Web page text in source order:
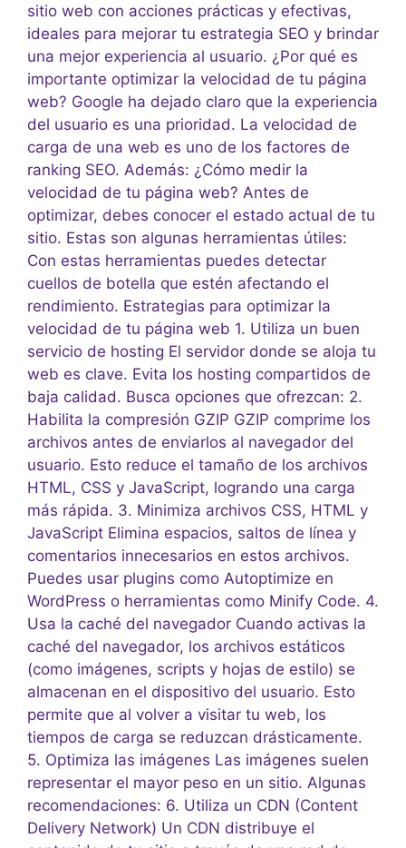
sitio web con acciones prácticas y efectivas,
ideales para mejorar tu estrategia SEO y brindar
una mejor experiencia al usuario. ¿Por qué es
importante optimizar la velocidad de tu página
web? Google ha dejado claro que la experiencia
del usuario es una prioridad. La velocidad de
carga de una web es uno de los factores de
ranking SEO. Además: ¿Cómo medir la
velocidad de tu página web? Antes de
optimizar, debes conocer el estado actual de tu
sitio. Estas son algunas herramientas útiles:
Con estas herramientas puedes detectar
cuellos de botella que estén afectando el
rendimiento. Estrategias para optimizar la
velocidad de tu página web 1. Utiliza un buen
servicio de hosting El servidor donde se aloja tu
web es clave. Evita los hosting compartidos de
baja calidad. Busca opciones que ofrezcan: 2.
Habilita la compresión GZIP GZIP comprime los
archivos antes de enviarlos al navegador del
usuario. Esto reduce el tamaño de los archivos
HTML, CSS y JavaScript, logrando una carga
más rápida. 3. Minimiza archivos CSS, HTML y
JavaScript Elimina espacios, saltos de línea y
comentarios innecesarios en estos archivos.
Puedes usar plugins como Autoptimize en
WordPress o herramientas como Minify Code. 4.
Usa la caché del navegador Cuando activas la
caché del navegador, los archivos estáticos
(como imágenes, scripts y hojas de estilo) se
almacenan en el dispositivo del usuario. Esto
permite que al volver a visitar tu web, los
tiempos de carga se reduzcan drásticamente.
5. Optimiza las imágenes Las imágenes suelen
representar el mayor peso en un sitio. Algunas
recomendaciones: 6. Utiliza un CDN (Content
Delivery Network) Un CDN distribuye el